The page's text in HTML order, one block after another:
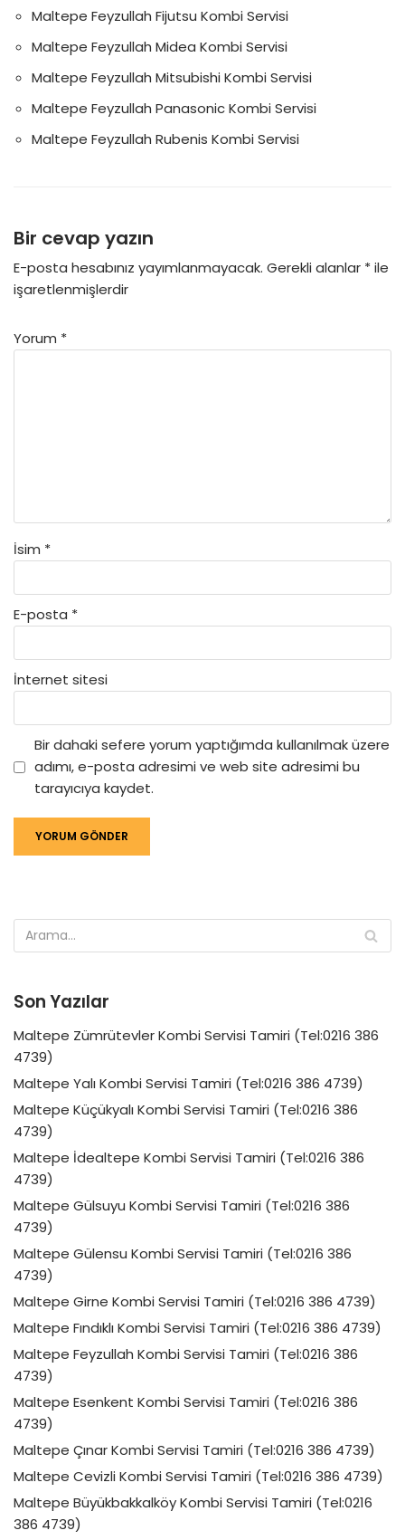
Maltepe Feyzullah Fijutsu Kombi Servisi
Maltepe Feyzullah Midea Kombi Servisi
Maltepe Feyzullah Mitsubishi Kombi Servisi
Maltepe Feyzullah Panasonic Kombi Servisi
Maltepe Feyzullah Rubenis Kombi Servisi
Bir cevap yazın
E-posta hesabınız yayımlanmayacak. Gerekli alanlar *ile
işaretlenmişlerdir
Yorum *
İsim *
E-posta *
İnternet sitesi
Bir dahaki sefere yorum yaptığımda kullanılmak üzere
adımı, e-posta adresimi ve web site adresimi bu
tarayıcıya kaydet.
Son Yazılar
Maltepe Zümrütevler Kombi Servisi Tamiri (Tel:0216 386
4739)
Maltepe Yalı Kombi Servisi Tamiri (Tel:0216 386 4739)
Maltepe Küçükyalı Kombi Servisi Tamiri (Tel:0216 386
4739)
Maltepe İdealtepe Kombi Servisi Tamiri (Tel:0216 386
4739)
Maltepe Gülsuyu Kombi Servisi Tamiri (Tel:0216 386
4739)
Maltepe Gülensu Kombi Servisi Tamiri (Tel:0216 386
4739)
Maltepe Girne Kombi Servisi Tamiri (Tel:0216 386 4739)
Maltepe Fındıklı Kombi Servisi Tamiri (Tel:0216 386 4739)
Maltepe Feyzullah Kombi Servisi Tamiri (Tel:0216 386
4739)
Maltepe Esenkent Kombi Servisi Tamiri (Tel:0216 386
4739)
Maltepe Çınar Kombi Servisi Tamiri (Tel:0216 386 4739)
Maltepe Cevizli Kombi Servisi Tamiri (Tel:0216 386 4739)
Maltepe Büyükbakkalköy Kombi Servisi Tamiri (Tel:0216
386 4739)